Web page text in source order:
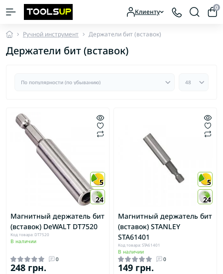
Клиенту 0
Ручной инструмент Держатели бит (вставок)
Держатели бит (вставок)
5
24
Магнитный держатель бит
(вставок) DeWALT DT7520
Код товара: DT7520
В наличии
0
248 грн.
5
24
Магнитный держатель бит
(вставок) STANLEY
STA61401
Код товара: STA61401
В наличии
0
149 грн.